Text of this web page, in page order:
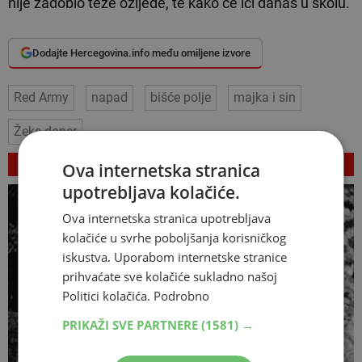
Dodajte Hercegovina.info među omiljene izvore
Red Army napad bišće polje majka i sin
Žeks doner
VEZANI ČLANCI
Ova internetska stranica
upotrebljava kolačiće.
Ova internetska stranica upotrebljava
kolačiće u svrhe poboljšanja korisničkog
iskustva. Uporabom internetske stranice
prihvaćate sve kolačiće sukladno našoj
Politici kolačića. Podrobno
PRIKAŽI SVE PARTNERE (1581) →